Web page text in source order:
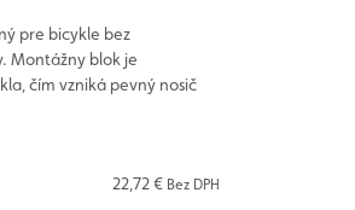
pre bicykle bez
Montážny blok je
čím vzniká pevný nosič
22,72 € Bez DPH